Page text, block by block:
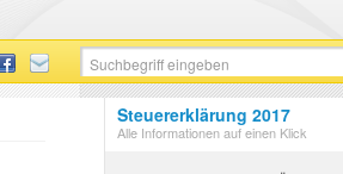
Steuererklärung 2017
Alle Informationen auf einen Klick